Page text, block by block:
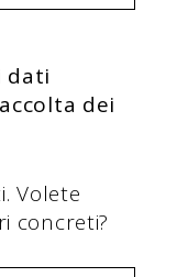
dati
dei
Volete
concreti?